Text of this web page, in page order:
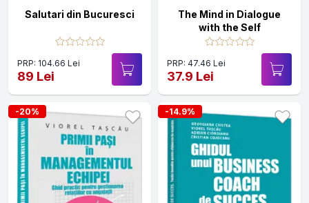
Salutari din Bucuresci
PRP: 104.66 Lei
89 Lei
The Mind in Dialogue
with the Self
PRP: 47.46 Lei
37.9 Lei
-20% -14.9%